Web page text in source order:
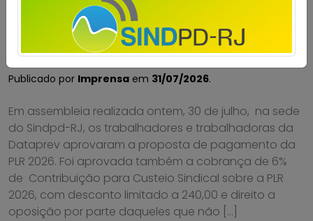
Dataprev: trabalhadores do RJ
aprovam proposta da PLR 2026
Publicado por Imprensa em 31/07/2026.
Em assembleia realizada ontem, 30 de julho, na sede
do Sindpd-RJ, os trabalhadores e trabalhadoras da
Dataprev aprovaram a proposta de pagamento da
PLR 2026. Foi aprovada também a cobrança de 6%
de Contribuição para Custeio Sindical sobre a PLR
2026, com desconto limitado a 240,00 e direito a
oposição por parte daqueles que não […]